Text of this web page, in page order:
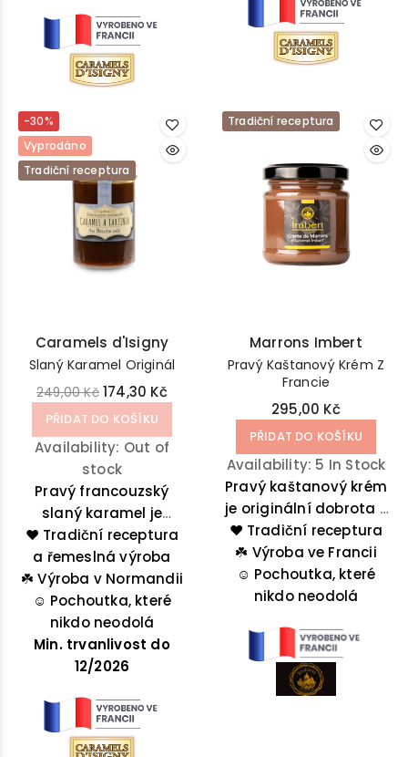
-30%
Vyprodáno
Tradiční receptura
Caramels d'Isigny
Slaný Karamel Originál
249,00 Kč 174,30 Kč
PŘIDAT DO KOŠÍKU
Availability: Out of
stock
Pravý francouzský
slaný karamel je
pochoutka, po které se
budete olizovat. Jak si
ji vychutnáte je pouze
na vás!
❤️ Tradiční receptura
a řemeslná výroba
☘️ Výroba v Normandii
☺️ Pochoutka, které
nikdo neodolá
Min. trvanlivost do
12/2026
Tradiční receptura
Marrons Imbert
Pravý Kaštanový Krém Z
Francie
295,00 Kč
PŘIDAT DO KOŠÍKU
Availability: 5 In Stock
Pravý kaštanový krém
je originální dobrota z
Francie, která nesmí v
období Vánoc chybět
u vás doma.
❤️ Tradiční receptura
☘️ Výroba ve Francii
☺️ Pochoutka, které
nikdo neodolá